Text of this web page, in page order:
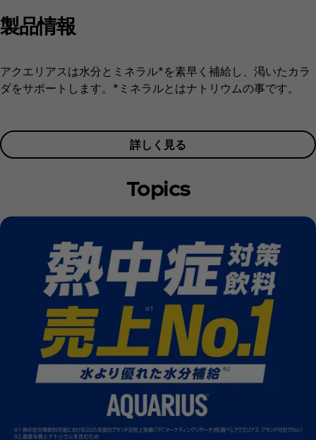
製品情報
アクエリアスは水分とミネラル*を素早く補給し、渇いたカラ
ダをサポートします。*ミネラルとはナトリウムの事です。
詳しく見る
Topics